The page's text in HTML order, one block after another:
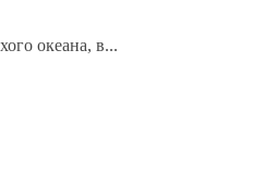
океана, в...